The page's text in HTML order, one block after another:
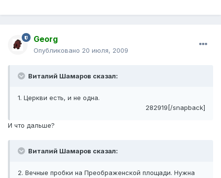
Georg
Опубликовано 20 июля, 2009
Виталий Шамаров сказал:
1. Церкви есть, и не одна.
282919[/snapback]
И что дальше?
Виталий Шамаров сказал:
2. Вечные пробки на Преображенской площади. Нужна